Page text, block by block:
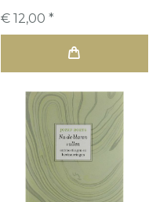
€ 12,00 *